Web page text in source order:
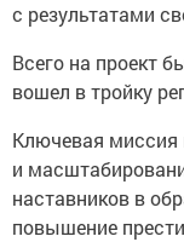
с результатами
Всего на проект
вошел в тройку
Ключевая миссия
и
наставников в
повышение